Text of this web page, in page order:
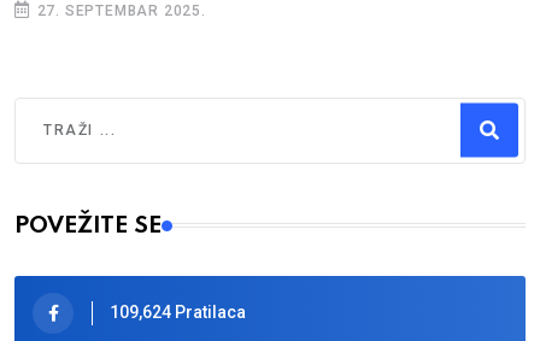
27. SEPTEMBAR 2025.
Type 2 or more characters for results.
POVEŽITE SE
109,624 Pratilaca